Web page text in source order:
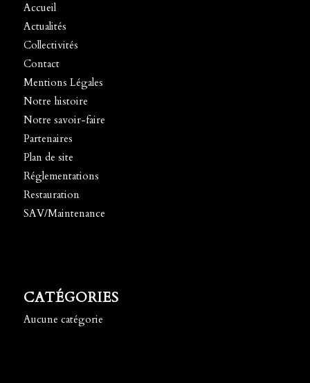
Accueil
Actualités
Collectivités
Contact
Mentions Légales
Notre histoire
Notre savoir-faire
Partenaires
Plan de site
Réglementations
Restauration
SAV/Maintenance
CATÉGORIES
Aucune catégorie